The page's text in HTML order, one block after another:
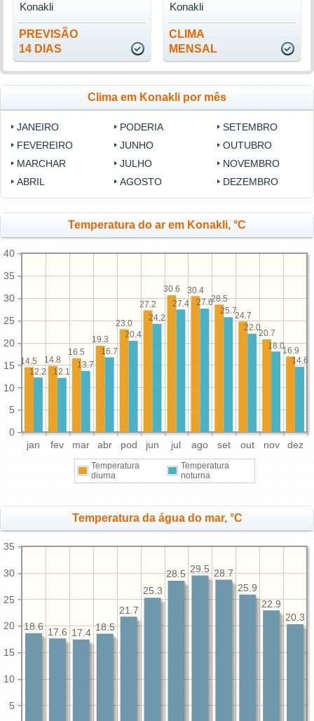
PREVISÃO
14 DIAS
Konakli
CLIMA
MENSAL
Konakli
Clima em Konakli por mês
JANEIRO
FEVEREIRO
MARCHAR
ABRIL
PODERIA
JUNHO
JULHO
AGOSTO
SETEMBRO
OUTUBRO
NOVEMBRO
DEZEMBRO
Temperatura do ar em Konakli, °C
jan fev mar abr pod jun jul ago set out nov dez
0
5
10
15
20
25
30
35
40
16.9
20.7
24.7
28.5
30.4
30.6
27.2
23.0
19.3
16.5
14.8
14.5 14.6
18.0
22.0
25.7
27.6
27.4
24.2
20.4
16.7
13.7
12.1
12.2
Temperatura
diurna
Temperatura
noturna
Temperatura da água do mar, °C
5
10
15
20
25
30
35
20.3
22.9
25.9
28.7
29.5
28.5
25.3
21.7
18.5
17.4
17.6
18.6